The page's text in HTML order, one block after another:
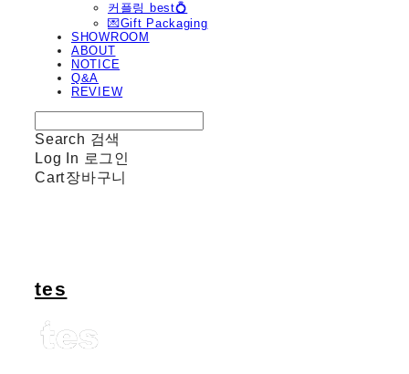
커플링 best💍
💌Gift Packaging
SHOWROOM
ABOUT
NOTICE
Q&A
REVIEW
Search 검색
Log In 로그인
Cart장바구니
tes